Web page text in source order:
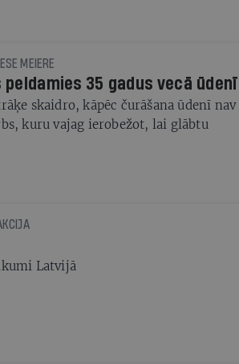
MEIERE
35 gadus vecā ūdenī
skaidro, kāpēc čurāšana ūdenī nav
kuru vajag ierobežot, lai glābtu
Latvijā